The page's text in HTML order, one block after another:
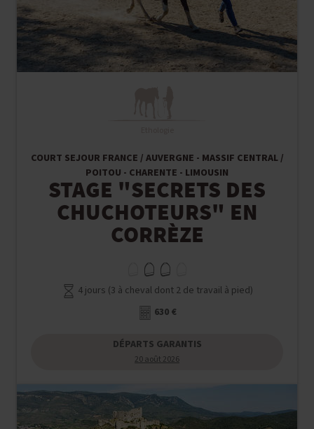
COURT SEJOUR FRANCE / AUVERGNE - MASSIF CENTRAL /
POITOU - CHARENTE - LIMOUSIN
STAGE "SECRETS DES
CHUCHOTEURS" EN
CORRÈZE
4 jours (3 à cheval dont 2 de travail à pied)
630 €
DÉPARTS GARANTIS
20 août 2026